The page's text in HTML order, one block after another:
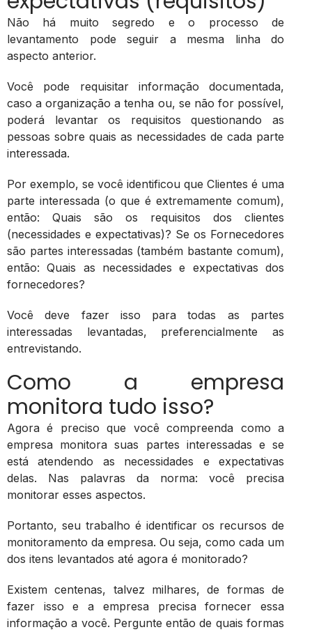
Não há muito segredo e o processo de
levantamento pode seguir a mesma linha do
aspecto anterior.
Você pode requisitar informação documentada,
caso a organização a tenha ou, se não for possível,
poderá levantar os requisitos questionando as
pessoas sobre quais as necessidades de cada parte
interessada.
Por exemplo, se você identificou que Clientes é uma
parte interessada (o que é extremamente comum),
então: Quais são os requisitos dos clientes
(necessidades e expectativas)? Se os Fornecedores
são partes interessadas (também bastante comum),
então: Quais as necessidades e expectativas dos
fornecedores?
Você deve fazer isso para todas as partes
interessadas levantadas, preferencialmente as
entrevistando.
Como a empresa
monitora tudo isso?
Agora é preciso que você compreenda como a
empresa monitora suas partes interessadas e se
está atendendo as necessidades e expectativas
delas. Nas palavras da norma: você precisa
monitorar esses aspectos.
Portanto, seu trabalho é identificar os recursos de
monitoramento da empresa. Ou seja, como cada um
dos itens levantados até agora é monitorado?
Existem centenas, talvez milhares, de formas de
fazer isso e a empresa precisa fornecer essa
informação a você. Pergunte então de quais formas